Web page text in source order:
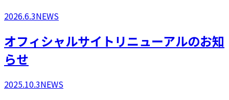
2026.6.3NEWS
オフィシャルサイトリニューアルのお知
らせ
2025.10.3NEWS